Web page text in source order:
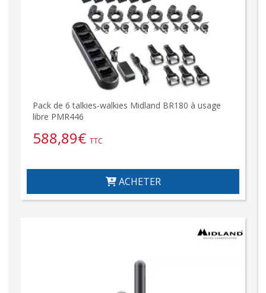
Pack de 6 talkies-walkies Midland BR180 à usage
libre PMR446
588,89€ TTC
ACHETER